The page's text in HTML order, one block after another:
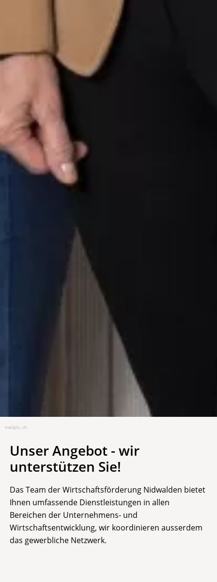
melpic.ch
Unser Angebot - wir
unterstützen Sie!
Das Team der Wirtschaftsförderung Nidwalden bietet
Ihnen umfassende Dienstleistungen in allen
Bereichen der Unternehmens- und
Wirtschaftsentwicklung, wir koordinieren ausserdem
das gewerbliche Netzwerk.